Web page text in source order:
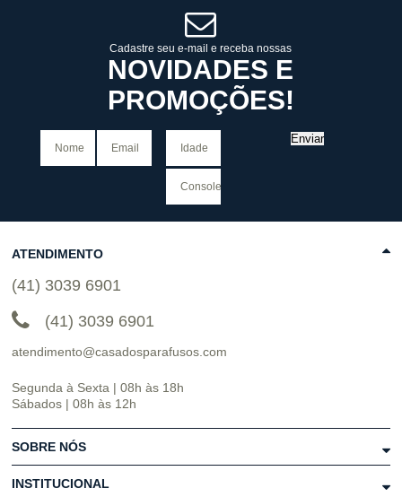
ESTAMOS EFETUANDO
TESTES
Cadastre seu e-mail e receba nossas
NOVIDADES E
PROMOÇÕES!
Enviar
ATENDIMENTO
(41) 3039 6901
(41) 3039 6901
atendimento@casadosparafusos.com
Segunda à Sexta | 08h às 18h
Sábados | 08h às 12h
SOBRE NÓS
INSTITUCIONAL